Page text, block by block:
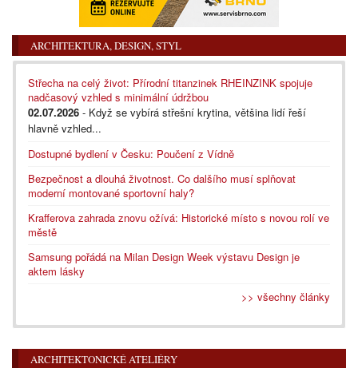
ARCHITEKTURA, DESIGN, STYL
Střecha na celý život: Přírodní titanzinek RHEINZINK spojuje
nadčasový vzhled s minimální údržbou
02.07.2026 - Když se vybírá střešní krytina, většina lidí řeší
hlavně vzhled...
Dostupné bydlení v Česku: Poučení z Vídně
Bezpečnost a dlouhá životnost. Co dalšího musí splňovat
moderní montované sportovní haly?
Krafferova zahrada znovu ožívá: Historické místo s novou rolí ve
městě
Samsung pořádá na Milan Design Week výstavu Design je
aktem lásky
>> všechny články
ARCHITEKTONICKÉ ATELIÉRY